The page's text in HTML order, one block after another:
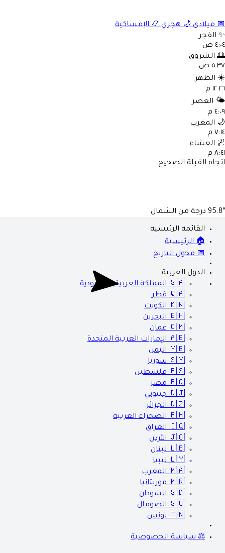
📅 ميلادي 🌙 هجري 📿 الإمساكية
✨ الفجر
٤:٠٤ ص
🌅 الشروق
٥:٣٧ ص
☀️ الظهر
١٢:٢٦ م
🌤️ العصر
٤:٠٩ م
🌙 المغرب
٧:١٤ م
🌌 العشاء
٨:٤١ م
اتجاه القبلة الصحيح
95.8° درجة من الشمال
القائمة الرئيسية
🏠 الرئيسية
📅 محول التاريخ
الدول العربية
🇸🇦 المملكة العربية السعودية
🇶🇦 قطر
🇰🇼 الكويت
🇧🇭 البحرين
🇴🇲 عمان
🇦🇪 الإمارات العربية المتحدة
🇾🇪 اليمن
🇸🇾 سوريا
🇵🇸 فلسطين
🇪🇬 مصر
🇩🇯 جيبوتي
🇩🇿 الجزائر
🇪🇭 الصحراء الغربية
🇮🇶 العراق
🇯🇴 الأردن
🇱🇧 لبنان
🇱🇾 ليبيا
🇲🇦 المغرب
🇲🇷 موريتانيا
🇸🇩 السودان
🇸🇴 الصومال
🇹🇳 تونس
⚖️ سياسة الخصوصية